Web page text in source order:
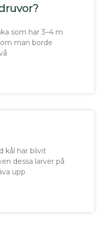
som har 3–4 m
man borde
kål har blivit
dessa larver på
upp